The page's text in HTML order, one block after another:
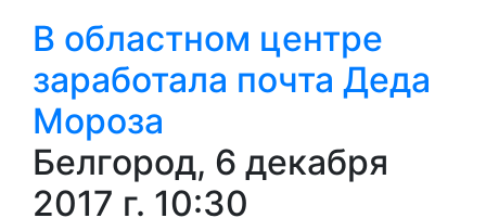
В областном центре
заработала почта Деда
Мороза
Белгород, 6 декабря
2017 г. 10:30